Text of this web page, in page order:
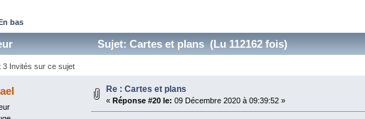
bas
Sujet: Cartes et plans (Lu 112162 fois)
3 Invités sur ce sujet
Re : Cartes et plans
«Réponse #20 le: 09 Décembre 2020 à 09:39:52 »